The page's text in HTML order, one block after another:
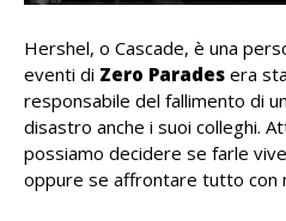
Hershel, o Cascade, è una
eventi di Zero Parades era
responsabile del fallimento di
disastro anche i suoi colleghi.
possiamo decidere se farle
oppure se affrontare tutto con